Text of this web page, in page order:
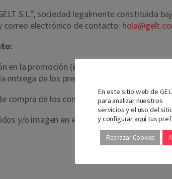
S.L.”, sociedad legalmente constituida
correo electrónico de contacto:
en la promoción (incluyendo, a título
entrega de los premios a los ganadores).
compra de los consumidores del producto
y/o imagen en el marco de la
En este sitio web de
para analizar nuestros
servicios y el uso del
y configuraraquítus
Rechazar Cookies